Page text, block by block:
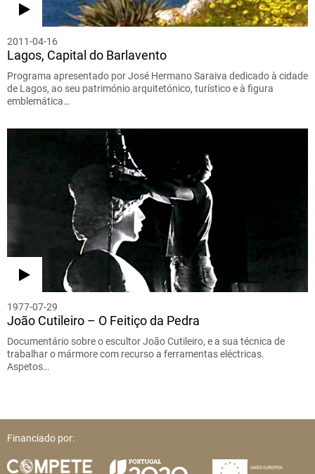
2011-04-16
Lagos, Capital do Barlavento
Programa apresentado por José Hermano Saraiva dedicado à cidade
de Lagos, ao seu património arquitetónico, turístico e à figura
emblemática…
1977-07-29
João Cutileiro – O Feitiço da Pedra
Documentário sobre o escultor João Cutileiro, e a sua técnica de
trabalhar o mármore com recurso a ferramentas eléctricas.
Aspetos…
Financiado por: